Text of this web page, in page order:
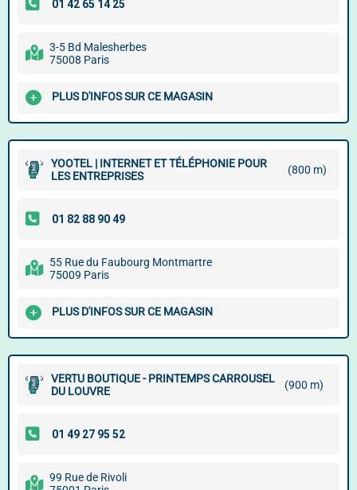
3-5 Bd Malesherbes
75008 Paris
PLUS D'INFOS SUR CE MAGASIN
YOOTEL | INTERNET ET TÉLÉPHONIE POUR
LES ENTREPRISES
(800 m)
55 Rue du Faubourg Montmartre
75009 Paris
PLUS D'INFOS SUR CE MAGASIN
VERTU BOUTIQUE - PRINTEMPS CARROUSEL
DU LOUVRE
(900 m)
99 Rue de Rivoli